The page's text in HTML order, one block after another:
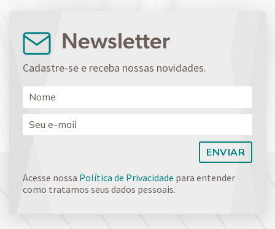
Newsletter
Cadastre-se e receba nossas novidades.
Acesse nossa Política de Privacidade para entender
como tratamos seus dados pessoais.